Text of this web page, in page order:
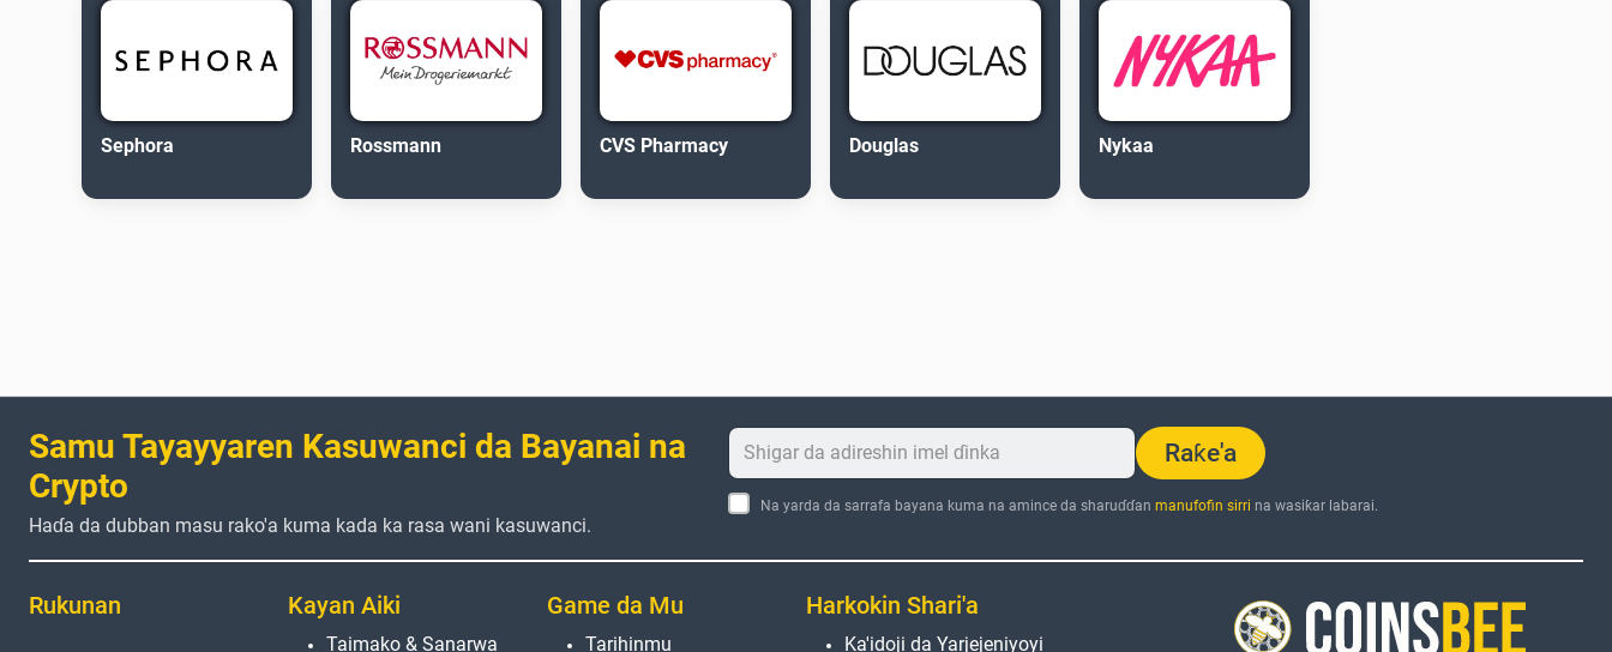
Sephora Rossmann CVS Pharmacy Douglas Nykaa
Samu Tayayyaren Kasuwanci da Bayanai na
Crypto
Haɗa da dubban masu rako'a kuma kada ka rasa wani kasuwanci.
Raƙe'a
Na yarda da sarrafa bayana kuma na amince da sharuɗɗan manufofin sirri na wasiƙar labarai.
Rukunan Kayan Aiki
Taimako & Sanarwa
Game da Mu
Tarihinmu
Harkokin Shari'a
Ka'idoji da Yarjejeniyoyi